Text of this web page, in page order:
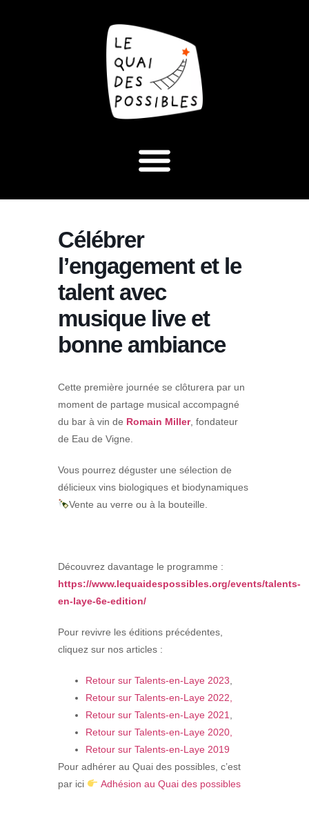
Célébrer
l’engagement et le
talent avec
musique live et
bonne ambiance
Cette première journée se clôturera par un
moment de partage musical accompagné
du bar à vin de Romain Miller, fondateur
de Eau de Vigne.
Vous pourrez déguster une sélection de
délicieux vins biologiques et biodynamiques
Vente au verre ou à la bouteille.
Découvrez davantage le programme :
https://www.lequaidespossibles.org/events/talents-
en-laye-6e-edition/
Pour revivre les éditions précédentes,
cliquez sur nos articles :
Retour sur Talents-en-Laye 2023
Retour sur Talents-en-Laye 2022,
Retour sur Talents-en-Laye 2021
Retour sur Talents-en-Laye 2020,
Retour sur Talents-en-Laye 2019
Pour adhérer au Quai des possibles, c’est
par ici
Adhésion au Quai des possibles